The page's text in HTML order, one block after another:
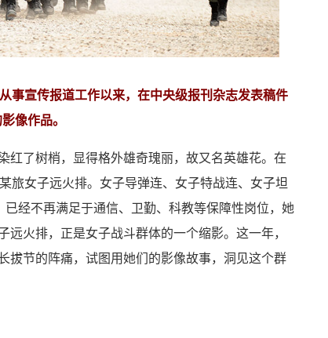
事宣传报道工作以来，在中央级报刊杂志发表稿件
像作品。
红了树梢，显得格外雄奇瑰丽，故又名英雄花。在
旅女子远火排。女子导弹连、女子特战连、女子坦
经不再满足于通信、卫勤、科教等保障性岗位，她
火排，正是女子战斗群体的一个缩影。这一年，
拔节的阵痛，试图用她们的影像故事，洞见这个群